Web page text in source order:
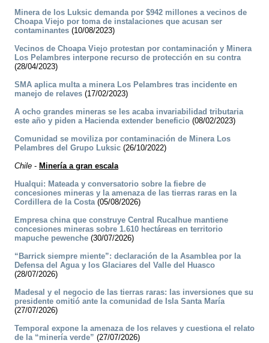
Minera de los Luksic demanda por $942 millones a vecinos de
Choapa Viejo por toma de instalaciones que acusan ser
contaminantes (10/08/2023)
Vecinos de Choapa Viejo protestan por contaminación y Minera
Los Pelambres interpone recurso de protección en su contra
(28/04/2023)
SMA aplica multa a minera Los Pelambres tras incidente en
manejo de relaves (17/02/2023)
A ocho grandes mineras se les acaba invariabilidad tributaria
este año y piden a Hacienda extender beneficio (08/02/2023)
Comunidad se moviliza por contaminación de Minera Los
Pelambres del Grupo Luksic (26/10/2022)
Chile - Minería a gran escala
Hualqui: Mateada y conversatorio sobre la fiebre de
concesiones mineras y la amenaza de las tierras raras en la
Cordillera de la Costa(05/08/2026)
Empresa china que construye Central Rucalhue mantiene
concesiones mineras sobre 1.610 hectáreas en territorio
mapuche pewenche (30/07/2026)
“Barrick siempre miente”: declaración de la Asamblea por la
Defensa del Agua y los Glaciares del Valle del Huasco
(28/07/2026)
Madesal y el negocio de las tierras raras: las inversiones que su
presidente omitió ante la comunidad de Isla Santa María
(27/07/2026)
Temporal expone la amenaza de los relaves y cuestiona el relato
de la “minería verde” (27/07/2026)